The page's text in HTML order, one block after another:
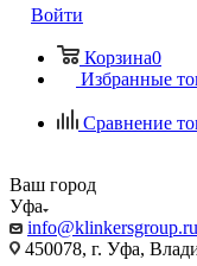
Войти
Корзина0
Избранные
Сравнение
Ваш город
Уфа
info@klinkersgroup.ru
450078, г. Уфа,